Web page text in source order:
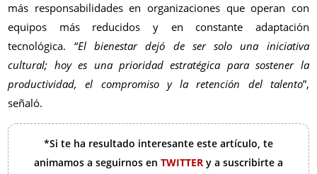
más responsabilidades en organizaciones que operan con
equipos más reducidos y en constante adaptación
tecnológica. “El bienestar dejó de ser solo una iniciativa
cultural; hoy es una prioridad estratégica para sostener la
productividad, el compromiso y la retención del talento”,
señaló.
*Si te ha resultado interesante este artículo, te
animamos a seguirnos en TWITTER y a suscribirte a